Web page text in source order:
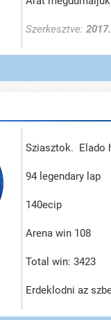
Szerkesztve:
Sziasztok. Elado
94 legendary lap
140ecip
Arena win 108
Total win: 3423
Erdeklodni az